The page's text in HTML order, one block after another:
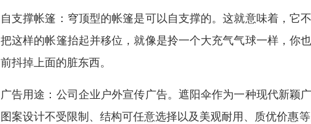
自支撑帐篷：穹顶型的帐篷是可以自支撑的。这就意味着，它
把这样的帐篷抬起并移位，就像是拎一个大充气气球一样，你
前抖掉上面的脏东西。
广告用途：公司企业户外宣传广告。遮阳伞作为一种现代新颖
图案设计不受限制、结构可任意选择以及美观耐用、质优价惠